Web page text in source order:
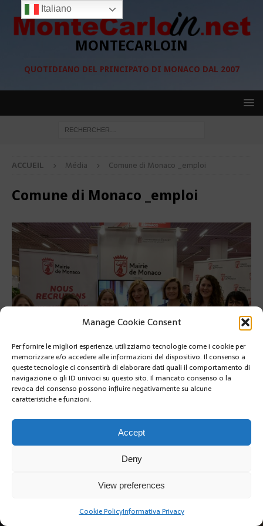
Manage Cookie Consent
Per fornire le migliori esperienze, utilizziamo tecnologie come i cookie per
memorizzare e/o accedere alle informazioni del dispositivo. Il consenso a
queste tecnologie ci consentirà di elaborare dati quali il comportamento di
navigazione o gli ID univoci su questo sito. Il mancato consenso o la
revoca del consenso possono influire negativamente su alcune
caratteristiche e funzioni.
Accept
Deny
View preferences
Cookie PolicyInformativa Privacy
MONTECARLOIN
QUOTIDIANO DEL PRINCIPATO DI MONACO DAL 2007
ACCUEIL Média Comune di Monaco _emploi
Comune di Monaco _emploi
PRÉCÉDENT
Italiano